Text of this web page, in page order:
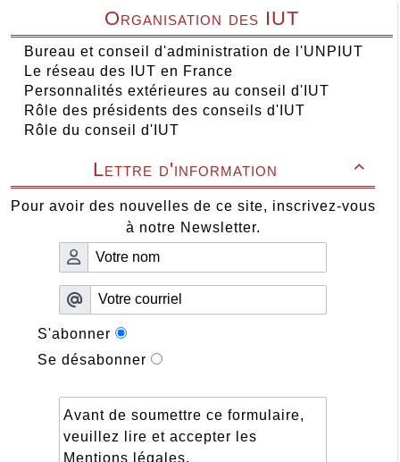
Organisation des IUT
Bureau et conseil d'administration de l'UNPIUT
Le réseau des IUT en France
Personnalités extérieures au conseil d'IUT
Rôle des présidents des conseils d'IUT
Rôle du conseil d'IUT

Lettre d'information
Pour avoir des nouvelles de ce site, inscrivez-vous
à notre Newsletter.
S'abonner
Se désabonner
Avant de soumettre ce formulaire,
veuillez lire et accepter les
Mentions légales.